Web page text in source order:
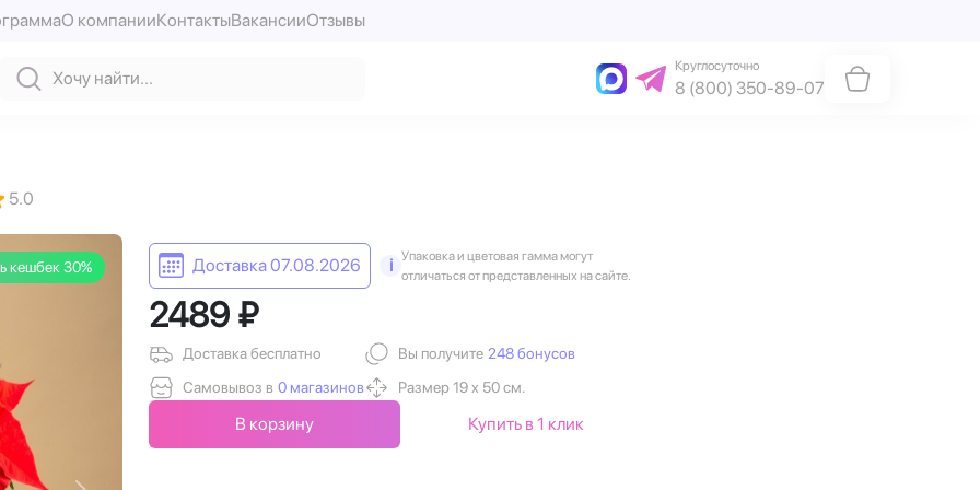
О компанииКонтактыВакансииОтзывы
Круглосуточно
8 (800) 350-89-07
5.0
кешбек 30% Доставка 07.08.2026 i
Упаковка и цветовая гамма могут
отличаться от представленных на сайте.
2489 ₽
Доставка бесплатно
Самовывоз в 0 магазинов
Вы получите 248 бонусов
Размер 19 х 50 см.
В корзину Купить в 1 клик